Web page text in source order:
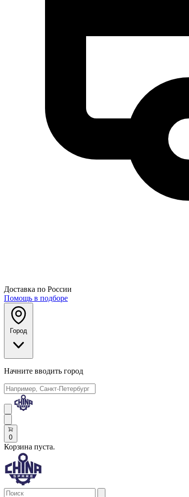
Доставка по России
Помощь в подборе
Город
Начните вводить город
0
Корзина пуста.